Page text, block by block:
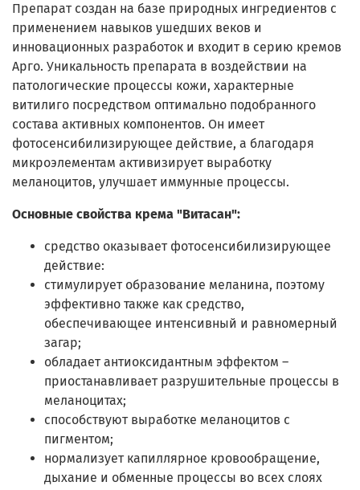
Препарат создан на базе природных ингредиентов с
применением навыков ушедших веков и
инновационных разработок и входит в серию кремов
Арго. Уникальность препарата в воздействии на
патологические процессы кожи, характерные
витилиго посредством оптимально подобранного
состава активных компонентов. Он имеет
фотосенсибилизирующее действие, а благодаря
микроэлементам активизирует выработку
меланоцитов, улучшает иммунные процессы.
Основные свойства крема "Витасан":
средство оказывает фотосенсибилизирующее
действие:
стимулирует образование меланина, поэтому
эффективно также как средство,
обеспечивающее интенсивный и равномерный
загар;
обладает антиоксидантным эффектом –
приостанавливает разрушительные процессы в
меланоцитах;
способствуют выработке меланоцитов с
пигментом;
нормализует капиллярное кровообращение,
дыхание и обменные процессы во всех слоях